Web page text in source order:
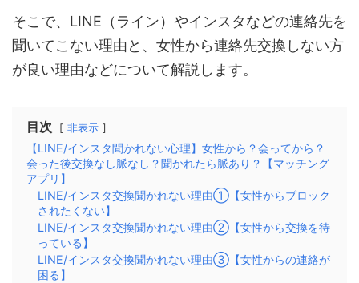
そこで、LINE（ライン）やインスタなどの連絡先を
聞いてこない理由と、女性から連絡先交換しない方
が良い理由などについて解説します。
目次 非表示
【LINE/インスタ聞かれない心理】女性から？会ってから？
会った後交換なし脈なし？聞かれたら脈あり？【マッチング
アプリ】
LINE/インスタ交換聞かれない理由①【女性からブロック
されたくない】
LINE/インスタ交換聞かれない理由②【女性から交換を待
っている】
LINE/インスタ交換聞かれない理由③【女性からの連絡が
困る】